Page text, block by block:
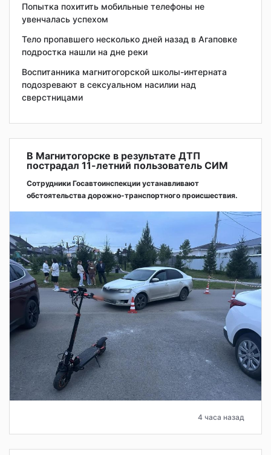
Попытка похитить мобильные телефоны не
увенчалась успехом
Тело пропавшего несколько дней назад в Агаповке
подростка нашли на дне реки
Воспитанника магнитогорской школы-интерната
подозревают в сексуальном насилии над
сверстницами
В Магнитогорске в результате ДТП
пострадал 11-летний пользователь СИМ
Сотрудники Госавтоинспекции устанавливают
обстоятельства дорожно-транспортного происшествия.
4 часа назад